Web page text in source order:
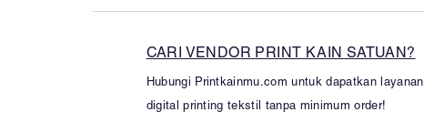
CARI VENDOR PRINT KAIN SATUAN?
Hubungi Printkainmu.com untuk dapatkan layanan
digital printing tekstil tanpa minimum order!